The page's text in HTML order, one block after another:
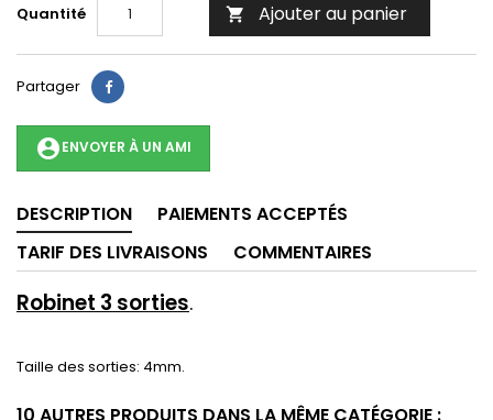
Quantité  Ajouter au panier
Partager
account_circleENVOYER À UN AMI
DESCRIPTION
PAIEMENTS ACCEPTÉS
TARIF DES LIVRAISONS
COMMENTAIRES
Robinet 3 sorties.
Taille des sorties: 4mm.